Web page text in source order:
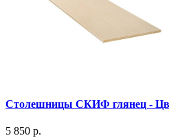
Столешницы СКИФ глянец -
5 850 р.